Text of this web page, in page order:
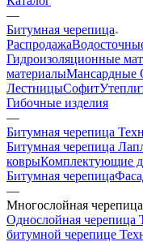
—
Битумная черепица
Распродажа
Гидроизоляционные
материалыМансардные
ЛестницыСофит
Гибочные изделия
—
Битумная черепица
Битумная черепица
коврыКомплектующие
Битумная черепица
—
Многослойная
Однослойная черепица
битумной черепице